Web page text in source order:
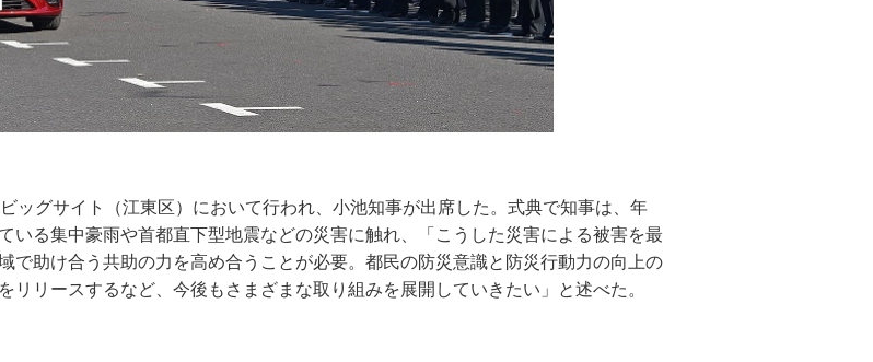
ッグサイト（江東区）において行われ、小池知事が出席した。式典で知事は、年
いる集中豪雨や首都直下型地震などの災害に触れ、「こうした災害による被害を最
で助け合う共助の力を高め合うことが必要。都民の防災意識と防災行動力の向上の
リースするなど、今後もさまざまな取り組みを展開していきたい」と述べた。
梅だるま市は15～16世紀に始まった青梅の市の名残りを今に伝える青梅の冬の風
主として売られていたが、江戸後期より縁起物としての「だるま」が売られるよう
旧青梅街道が歩行者天国となり、「だるま」の販売をはじめとした多くの露天が出
訪れ、賑いをみせていた。
が知事を表敬訪問
が小池知事を表敬訪問した。知事は、「大島には、椿まつりを機会に多くの人が
なので、大島町が椿と観光で賑やかになることを期待している」と述べた。続いて
ら椿の苗木が贈られた。1月28日から3月25日までの椿まつり期間中、伊豆大島各
方から夜かけてピークを迎えた。早めに帰路につこうと多くの人が足早に新宿駅
で23センチの積雪を記録した。翌23日も広範囲で積雪が残り、氷点下を下回る厳